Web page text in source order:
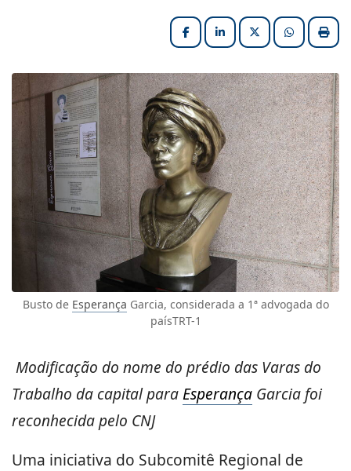
FacebookLinkedInX (formerly
Busto de Esperança Garcia, considerada a 1ª advogada do
paísTRT-1
Modificação do nome do prédio das Varas do
Trabalho da capital paraEsperança Garcia foi
reconhecida pelo CNJ
Uma iniciativa do Subcomitê Regional de